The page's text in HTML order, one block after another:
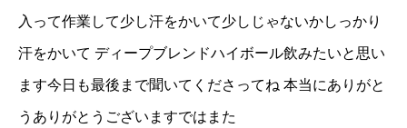
入って作業して少し汗をかいて少しじゃないかしっかり
汗をかいて ディープブレンドハイボール飲みたいと思い
ます今日も最後まで聞いてくださってね 本当にありがと
うありがとうございますではまた